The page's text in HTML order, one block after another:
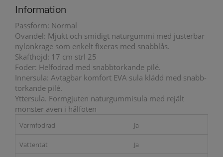
Information
Passform: Normal
Ovandel: Mjukt och smidigt naturgummi med justerbar
nylonkrage som enkelt fixeras med snabblås.
Skafthöjd: 17 cm strl 25
Foder: Helfodrad med snabbtorkande pilé.
Innersula: Avtagbar komfort EVA sula klädd med snabb-
torkande pilé.
Yttersula. Formgjuten naturgummisula med rejält
mönster även i hålfoten
Varmfodrad Ja
Vattentät Ja